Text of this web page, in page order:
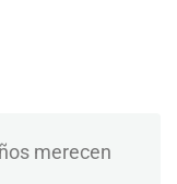
merecen